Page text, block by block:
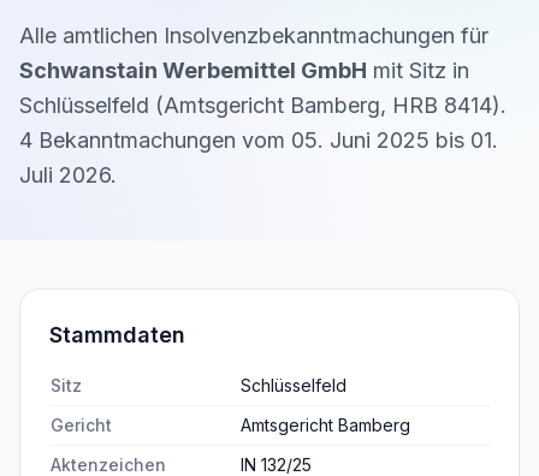
Alle amtlichen Insolvenzbekanntmachungen für
Schwanstain Werbemittel GmbH mit Sitz in
Schlüsselfeld (Amtsgericht Bamberg, HRB 8414).
4 Bekanntmachungen vom 05. Juni 2025 bis 01.
Juli 2026.
Stammdaten
Sitz
Schlüsselfeld
Gericht
Amtsgericht Bamberg
Aktenzeichen
IN 132/25